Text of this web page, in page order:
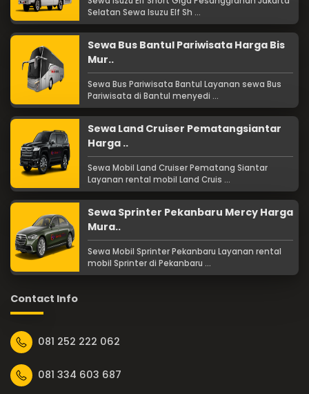
Selatan Sewa Isuzu Elf Sh ...
Sewa Bus Bantul Pariwisata Harga Bis
Mur..
Sewa Bus Pariwisata Bantul Layanan sewa Bus
Pariwisata di Bantul menyedi ...
Sewa Land Cruiser Pematangsiantar
Harga ..
Sewa Mobil Land Cruiser Pematang Siantar
Layanan rental mobil Land Cruis ...
Sewa Sprinter Pekanbaru Mercy Harga
Mura..
Sewa Mobil Sprinter Pekanbaru Layanan rental
mobil Sprinter di Pekanbaru ...
Contact Info
081 252 222 062
081 334 603 687